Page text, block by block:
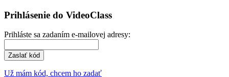
Prihlásenie do VideoClass
Prihláste sa zadaním e-mailovej adresy:
Zaslať kód
Už mám kód, chcem ho zadať